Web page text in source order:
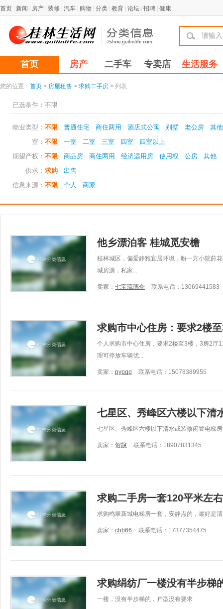
首页 新闻 房产 装修 汽车 购物 分类 教育 论坛 招聘 健康
首页 房产 二手车 专卖店 生活服务
您的位置： 首页 > 房屋租售 > 求购二手房 > 列表
已选条件： 不限
物业类型： 不限 普通住宅 商住两用 酒店式公寓 别墅 老公房
其他
室： 不限 一室 二室 三室 四室
四室以上
期望产权： 不限 商品房 商住两用 经济适用房 使用权 公房
其他
供求： 求购
出售
信息来源： 不限 个人 商家
他乡漂泊客 桂城觅安檐
桂林城区，偏爱静雅宜居环境，盼一方小院莳
城房源，私家...
卖家： 七宝琉璃伞 联系电话：13069441583
求购市中心住房：要求2楼
个人求购市中心住房，要求2楼至3楼，3房2厅
理可停放车辆优...
卖家： pypqq 联系电话：15078389955
七星区、秀峰区六楼以下清
七星区、秀峰区六楼以下清水或装修闲置电梯房
卖家： 贺敱 联系电话：18907831345
求购二手房一套120平米左右
求购鸣翠新城电梯房一套，安静点的，最好是
卖家： chb66 联系电话：17377354475
求购绢纺厂一楼没有半步梯
一楼，没有半步梯的，户型没有要求